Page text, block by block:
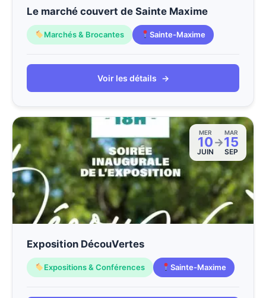
Le marché couvert de Sainte Maxime
Marchés & Brocantes Sainte-Maxime
Voir les détails →
MER
10
JUIN
→
MAR
15
SEP
Exposition DécouVertes
Expositions & Conférences Sainte-Maxime